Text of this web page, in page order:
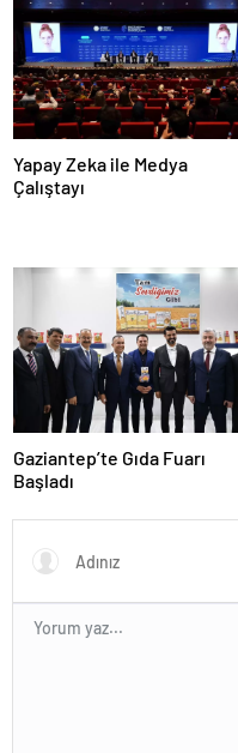
Yapay Zeka ile Medya
Çalıştayı
Gaziantep’te Gıda Fuarı
Başladı